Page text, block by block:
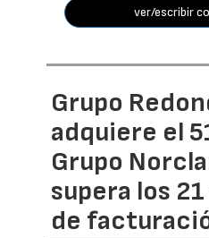
ver/escribir
Grupo
adquiere el
Grupo
supera los
de